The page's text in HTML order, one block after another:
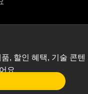
, 할인 혜택, 기술 콘텐
요